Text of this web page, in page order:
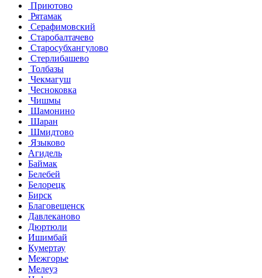
Приютово
Рятамак
Серафимовский
Старобалтачево
Старосубхангулово
Стерлибашево
Толбазы
Чекмагуш
Чесноковка
Чишмы
Шамонино
Шаран
Шмидтово
Языково
Агидель
Баймак
Белебей
Белорецк
Бирск
Благовещенск
Давлеканово
Дюртюли
Ишимбай
Кумертау
Межгорье
Мелеуз